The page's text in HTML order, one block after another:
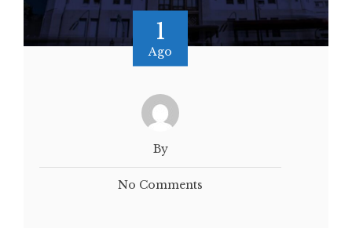
1
Ago
By
No Comments